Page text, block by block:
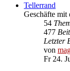
Tellerrand
Geschäfte mit
54
477
Letzter
von
Fr 24.